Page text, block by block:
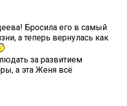
Бросила его в самый
а теперь вернулась как
за развитием
а эта Женя всё